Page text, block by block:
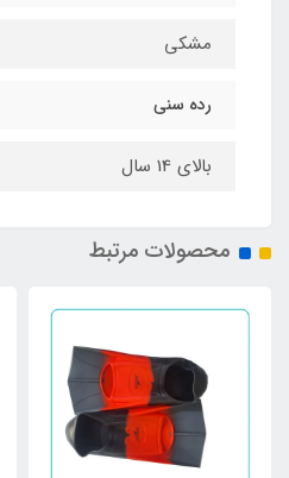
مشکی
رده سنی
بالای 14 سال
محصولات مرتبط